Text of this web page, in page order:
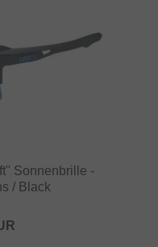
Sonnenbrille -
/ Black